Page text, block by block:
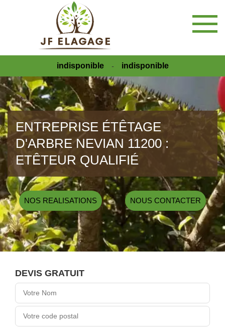
indisponible - indisponible
ENTREPRISE ÉTÊTAGE
D'ARBRE NEVIAN 11200 :
ETÊTEUR QUALIFIÉ
NOS REALISATIONS NOUS CONTACTER
DEVIS GRATUIT